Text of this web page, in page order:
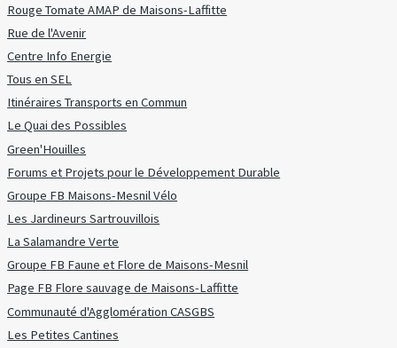
Rouge Tomate AMAP de Maisons-Laffitte
Rue de l'Avenir
Centre Info Energie
Tous en SEL
Itinéraires Transports en Commun
Le Quai des Possibles
Green'Houilles
Forums et Projets pour le Développement Durable
Groupe FB Maisons-Mesnil Vélo
Les Jardineurs Sartrouvillois
La Salamandre Verte
Groupe FB Faune et Flore de Maisons-Mesnil
Page FB Flore sauvage de Maisons-Laffitte
Communauté d'Agglomération CASGBS
Les Petites Cantines